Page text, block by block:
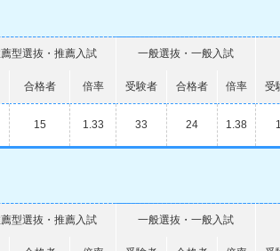
型選抜・推薦入試 一般選抜・一般入試
合格者 倍率 受験者 合格者 倍率 受
15 1.33 33 24 1.38
型選抜・推薦入試 一般選抜・一般入試